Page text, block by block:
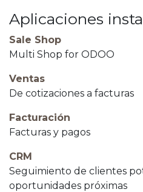
Aplicaciones
Sale Shop
Multi Shop for ODOO
Ventas
De cotizaciones a facturas
Facturación
Facturas y pagos
CRM
Seguimiento de clientes
oportunidades próximas